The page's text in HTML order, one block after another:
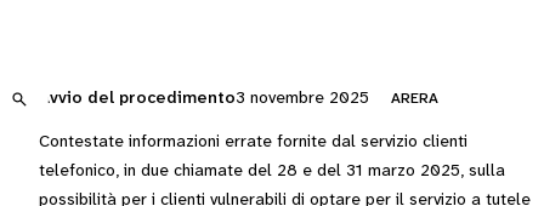
Avvio del procedimento3 novembre 2025 ARERA
Contestate informazioni errate fornite dal servizio clienti
telefonico, in due chiamate del 28 e del 31 marzo 2025, sulla
possibilità per i clienti vulnerabili di optare per il servizio a tutele